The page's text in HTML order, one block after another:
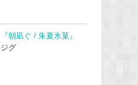
『朝凪ぐ / 朱夏氷菓』
ジグ